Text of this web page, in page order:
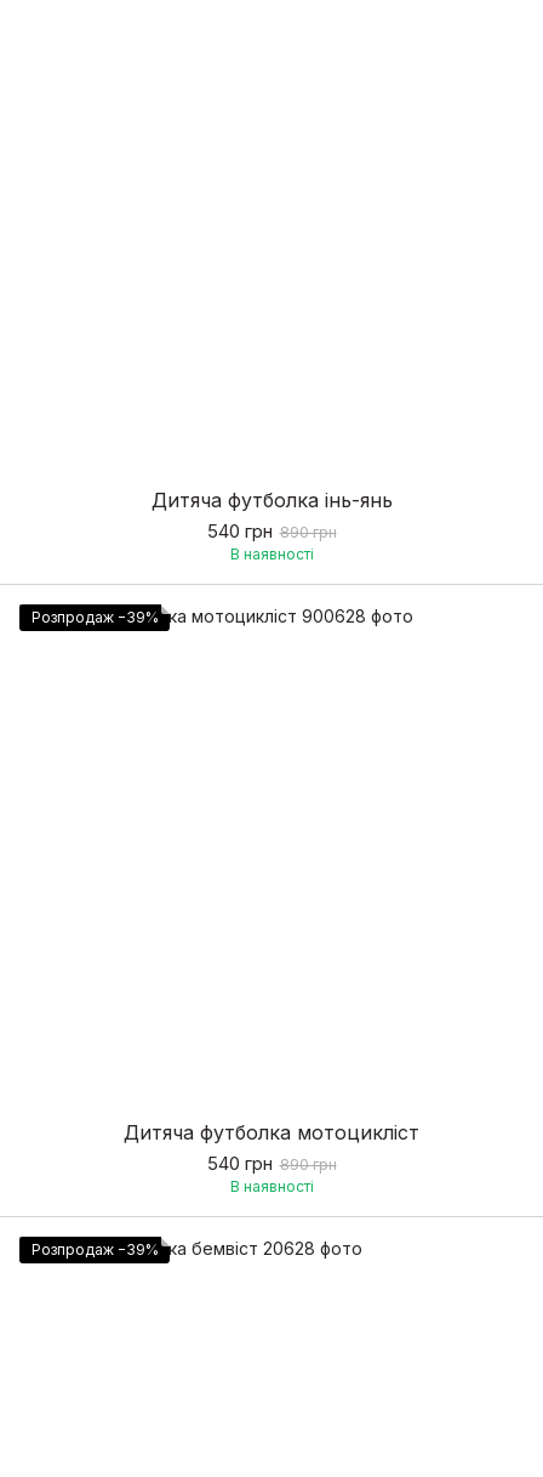
Дитяча футболка інь-янь
540 грн 890 грн
В наявності
Розпродаж −39%
Дитяча футболка мотоцикліст
540 грн 890 грн
В наявності
Розпродаж −39%